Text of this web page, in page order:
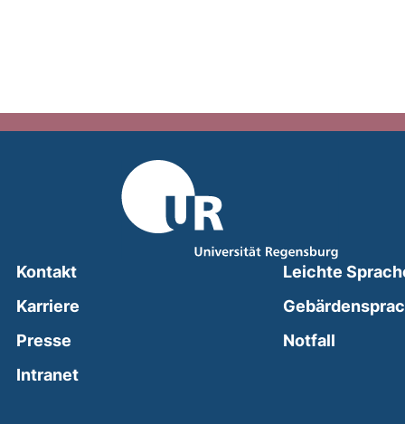
Kontakt
Karriere
Presse
Intranet(external link, opens in a new window)
Leichte
Notfall